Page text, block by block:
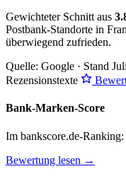
Gewichteter Schnitt aus
Postbank-Standorte in
überwiegend zufrieden.
Quelle: Google · Stand
Rezensionstexte
Bank-Marken-Score
Im bankscore.de-
Bewertung lesen →